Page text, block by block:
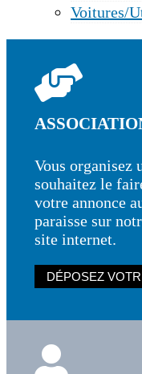
Voitures/
Vous organisez
souhaitez le
votre annonce
paraisse sur
site internet.
DÉPOSEZ